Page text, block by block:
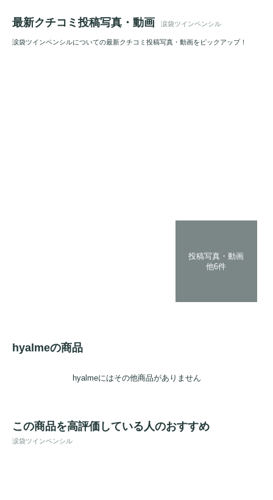
最新クチコミ投稿写真・動画 涙袋ツインペンシル
涙袋ツインペンシルについての最新クチコミ投稿写真・動画をピックアップ！
投稿写真・動画
他6件
hyalmeの商品
hyalmeにはその他商品がありません
この商品を高評価している人のおすすめ
涙袋ツインペンシル